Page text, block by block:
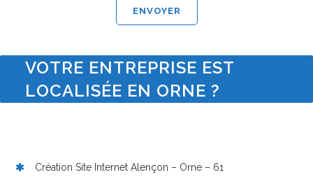
VOTRE ENTREPRISE EST
LOCALISÉE EN ORNE ?
Création Site Internet Alençon – Orne – 61